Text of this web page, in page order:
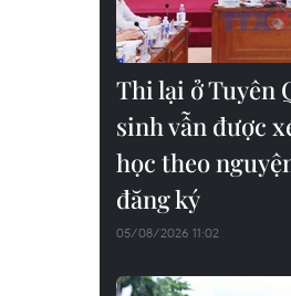
Thi lại ở Tuyên
sinh vẫn được
học theo
đăng ký
05/08/2026 11:02